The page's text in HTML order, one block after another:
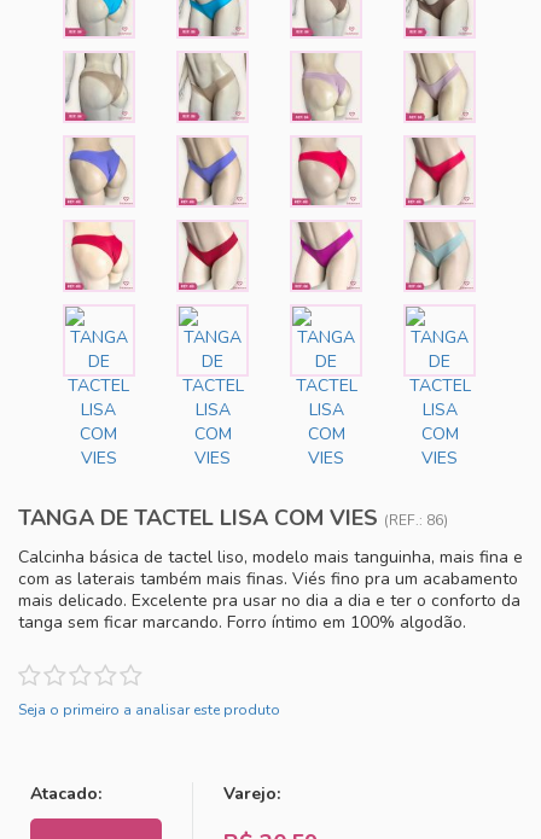
TANGA DE TACTEL LISA COM VIES (REF.: 86)
Calcinha básica de tactel liso, modelo mais tanguinha, mais fina e
com as laterais também mais finas. Viés fino pra um acabamento
mais delicado. Excelente pra usar no dia a dia e ter o conforto da
tanga sem ficar marcando. Forro íntimo em 100% algodão.
Seja o primeiro a analisar este produto
Atacado: Varejo: